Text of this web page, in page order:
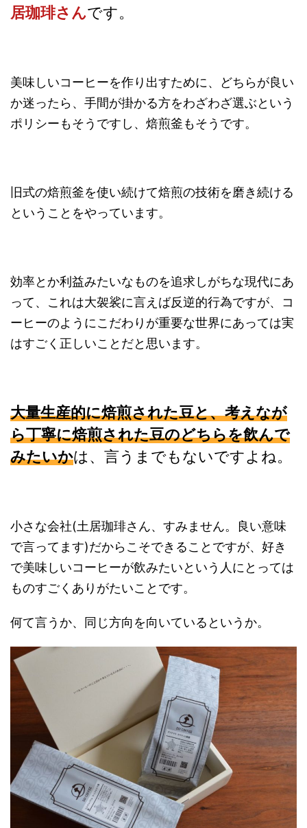
居珈琲さんです。
美味しいコーヒーを作り出すために、どちらが良い
か迷ったら、手間が掛かる方をわざわざ選ぶという
ポリシーもそうですし、焙煎釜もそうです。
旧式の焙煎釜を使い続けて焙煎の技術を磨き続ける
ということをやっています。
効率とか利益みたいなものを追求しがちな現代にあ
って、これは大袈裟に言えば反逆的行為ですが、コ
ーヒーのようにこだわりが重要な世界にあっては実
はすごく正しいことだと思います。
大量生産的に焙煎された豆と、考えなが
ら丁寧に焙煎された豆のどちらを飲んで
みたいかは、言うまでもないですよね。
小さな会社(土居珈琲さん、すみません。良い意味
で言ってます)だからこそできることですが、好き
で美味しいコーヒーが飲みたいという人にとっては
ものすごくありがたいことです。
何て言うか、同じ方向を向いているというか。